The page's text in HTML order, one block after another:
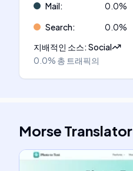
Mail: 0.0%
Search: 0.0%
지배적인 소스:Social
0.0% 총 트래픽의
Morse Translator